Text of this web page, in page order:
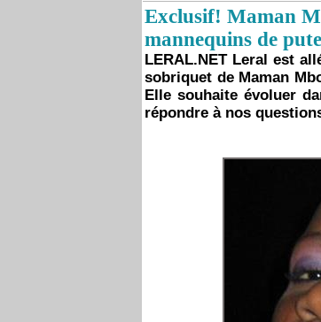
Exclusif! Maman
mannequins de
LERAL.NET Leral est
sobriquet de Maman
Elle souhaite évoluer
répondre à nos